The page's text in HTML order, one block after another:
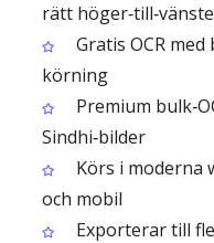
rätt
Gratis OCR
körning
Premium
Sindhi‑bilder
Körs i moderna
och mobil
Exporterar till